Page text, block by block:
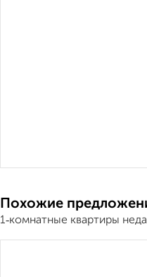
Похожие
1‑комнатные квартиры